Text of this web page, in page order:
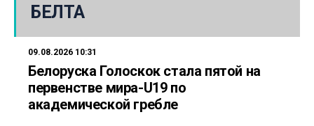
БЕЛТА
09.08.2026 10:31
Белоруска Голоскок стала пятой на
первенстве мира-U19 по
академической гребле